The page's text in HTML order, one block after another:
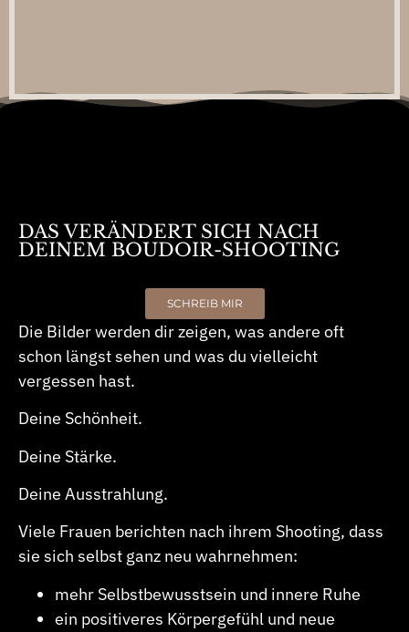
DAS VERÄNDERT SICH NACH
DEINEM BOUDOIR-SHOOTING
SCHREIB MIR
Die Bilder werden dir zeigen, was andere oft
schon längst sehen und was du vielleicht
vergessen hast.
Deine Schönheit.
Deine Stärke.
Deine Ausstrahlung.
Viele Frauen berichten nach ihrem Shooting, dass
sie sich selbst ganz neu wahrnehmen:
mehr Selbstbewusstsein und innere Ruhe
ein positiveres Körpergefühl und neue